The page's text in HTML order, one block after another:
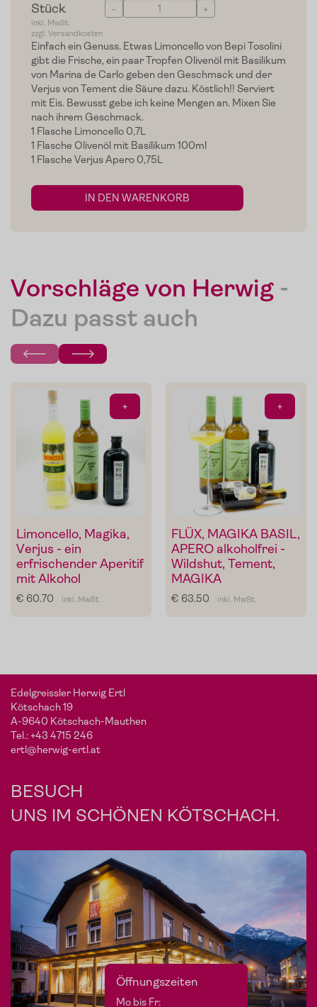
Home
Zum Shop
Edelgreissler
Verkostungen
Slow Food
Presse
Login
Stück - +
inkl. MwSt.
zzgl. Versandkosten
Einfach ein Genuss. Etwas Limoncello von Bepi Tosolini
gibt die Frische, ein paar Tropfen Olivenöl mit Basilikum
von Marina de Carlo geben den Geschmack und der
Verjus von Tement die Säure dazu. Köstlich!! Serviert
mit Eis. Bewusst gebe ich keine Mengen an. Mixen Sie
nach ihrem Geschmack.
1 Flasche Limoncello 0,7L
1 Flasche Olivenöl mit Basilikum 100ml
1 Flasche Verjus Apero 0,75L
IN DEN WARENKORB
Vorschläge von Herwig-
Dazu passt auch
+
Limoncello, Magika,
Verjus - ein
erfrischender Aperitif
mit Alkohol
€ 60.70 inkl. MwSt.
+
FLÜX, MAGIKA BASIL,
APERO alkoholfrei -
Wildshut, Tement,
MAGIKA
€ 63.50 inkl. MwSt.
Edelgreissler Herwig Ertl
Kötschach 19
A-9640 Kötschach-Mauthen
Tel.:+43 4715 246
ertl@herwig-ertl.at
BESUCH
UNS IM SCHÖNEN KÖTSCHACH.
Öffnungszeiten
Mo bis Fr:
Mein Liebling:
Sonnengeküsste To
maten
von
De
Die Pomodorini und das Tomaten-Olivenöl zum Verfeinern
von Pasta, Fisch oder Grillgemüse.